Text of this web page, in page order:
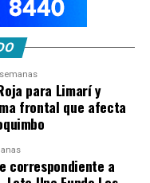
para Limarí y
frontal que afecta
correspondiente a